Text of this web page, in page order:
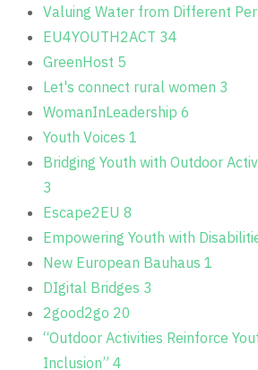
Valuing Water from Different
EU4YOUTH2ACT 34
GreenHost 5
Let's connect rural women 3
WomanInLeadership 6
Youth Voices 1
Bridging Youth with Outdoor
3
Escape2EU 8
Empowering Youth with
New European Bauhaus 1
DIgital Bridges 3
2good2go 20
“Outdoor Activities Reinforce
Inclusion” 4